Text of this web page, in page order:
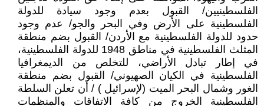
الفلسطينيين/ القبول بعدم وجود سيادة للدولة
الفلسطينية على الأرض وفي البحر والجو/ عدم وجود
حدود للدولة الفلسطينية مع الأردن/ القبول بضم منطقة
المثلث الفلسطينية في مناطق 1948 للدولة الفلسطينية،
في إطار تبادل الأراضي، للتخلص من الديمغرافيا
الفلسطينية في الكيان الصهيوني/ القبول بضم منطقة
الغور وشمال البحر الميت (لإسرائيل ) / أن تعلن السلطة
الفلسطينية الخروج من كافة الاتفاقات والمنظمات